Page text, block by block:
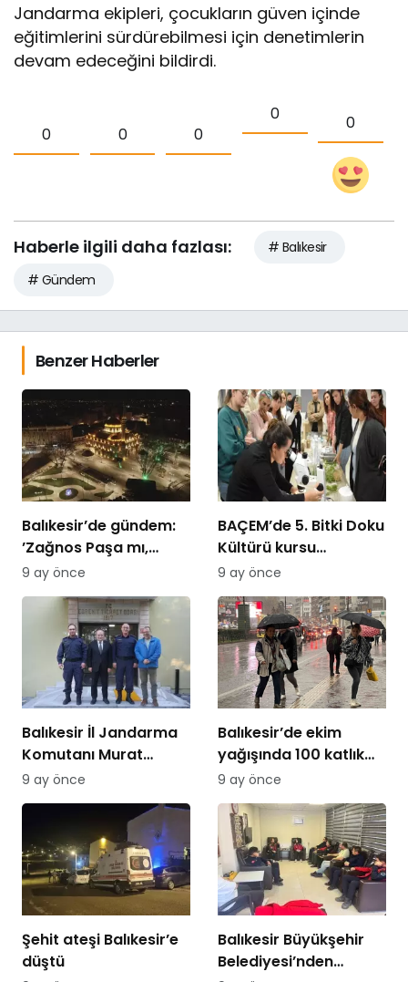
Jandarma ekipleri, çocukların güven içinde
eğitimlerini sürdürebilmesi için denetimlerin
devam edeceğini bildirdi.
0 0 0
0 0
Haberle ilgili daha fazlası:
# Balıkesir
# Gündem
Benzer Haberler
Balıkesir’de gündem:
’Zağnos Paşa mı,
İsmet Paşa mı
9 ay önce
BAÇEM’de 5. Bitki Doku
Kültürü kursu
tamamlandı
9 ay önce
Balıkesir İl Jandarma
Komutanı Murat
Özer’den Edremit
Ticaret Odasına
9 ay önce
Balıkesir’de ekim
yağışında 100 katlık
artış
9 ay önce
Şehit ateşi Balıkesir’e
düştü
Balıkesir Büyükşehir
Belediyesi’nden